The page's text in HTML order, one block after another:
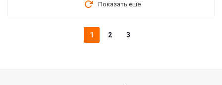
Показать еще
1 2 3